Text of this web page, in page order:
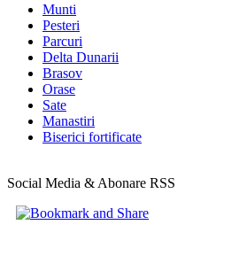
Munti
Pesteri
Parcuri
Delta Dunarii
Brasov
Orase
Sate
Manastiri
Biserici fortificate
Social Media & Abonare RSS